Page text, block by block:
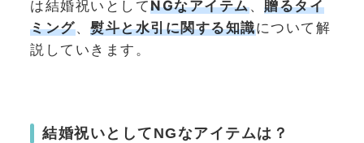
は結婚祝いとしてNGなアイテム、 贈るタイ
ミング、 熨斗と水引に関する知識について解
説していきます。
結婚祝いとしてNGなアイテムは？